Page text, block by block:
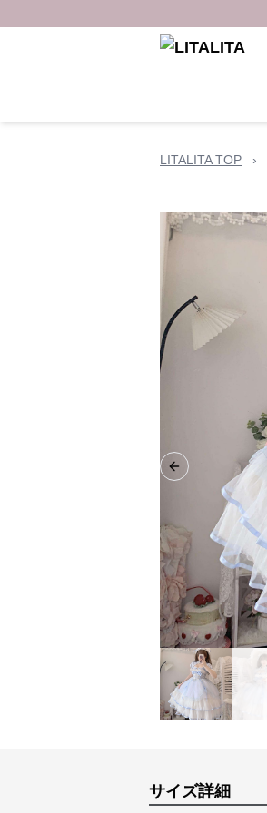
LITALITA TOP ›
Previous slide
サイズ詳細